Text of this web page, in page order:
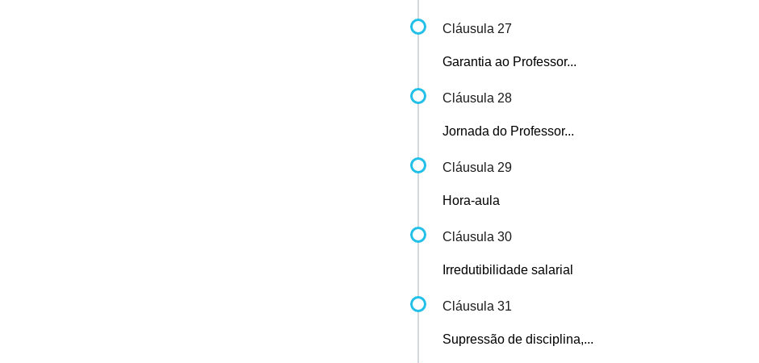
Cláusula 27
Garantia ao Professor...
Cláusula 28
Jornada do Professor...
Cláusula 29
Hora-aula
Cláusula 30
Irredutibilidade salarial
Cláusula 31
Supressão de disciplina,...